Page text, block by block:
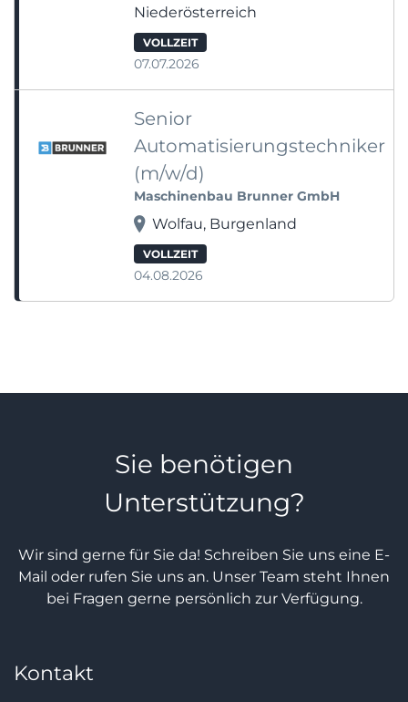
Niederösterreich
VOLLZEIT
07.07.2026
Senior
Automatisierungstechniker
(m/w/d)
Maschinenbau Brunner GmbH
Wolfau, Burgenland
VOLLZEIT
04.08.2026
Sie benötigen
Unterstützung?
Wir sind gerne für Sie da! Schreiben Sie uns eine E-
Mail oder rufen Sie uns an. Unser Team steht Ihnen
bei Fragen gerne persönlich zur Verfügung.
Kontakt